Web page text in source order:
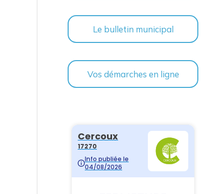
Le bulletin municipal
Vos démarches en ligne